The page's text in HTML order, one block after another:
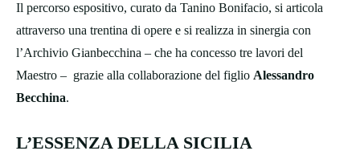
Il percorso espositivo, curato da Tanino Bonifacio, si articola
attraverso una trentina di opere e si realizza in sinergia con
l’Archivio Gianbecchina – che ha concesso tre lavori del
Maestro – grazie alla collaborazione del figlio Alessandro
Becchina.
L’ESSENZA DELLA SICILIA